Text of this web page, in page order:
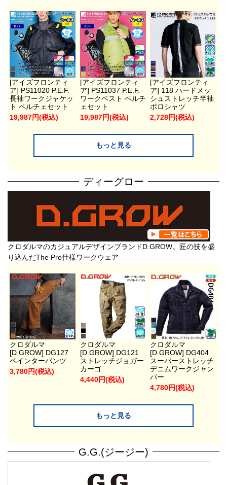
[アイズフロンティ
ア] PS11020 P.E.F.
長袖ワークジャケッ
ト ペルチェセット
19,987円(税込)
[アイズフロンティ
ア] PS11037 P.E.F.
ワークベスト ペルチ
ェセット
19,987円(税込)
[アイズフロンティ
ア] 118 ハードメッ
シュストレッチ半袖
ポロシャツ
2,728円(税込)
もっと見る
ディーグロー
クロダルマのカジュアルデザインブランドD.GROW。匠の技を盛
り込んだThe Pro仕様ワークウェア
クロダルマ
[D.GROW] DG127
ペインターパンツ
3,780円(税込)
クロダルマ
[D.GROW] DG121
ストレッチジョガー
カーゴ
4,440円(税込)
クロダルマ
[D.GROW] DG404
スーパーストレッチ
デニムワークジャン
パー
4,780円(税込)
もっと見る
G.G.(ジージー)